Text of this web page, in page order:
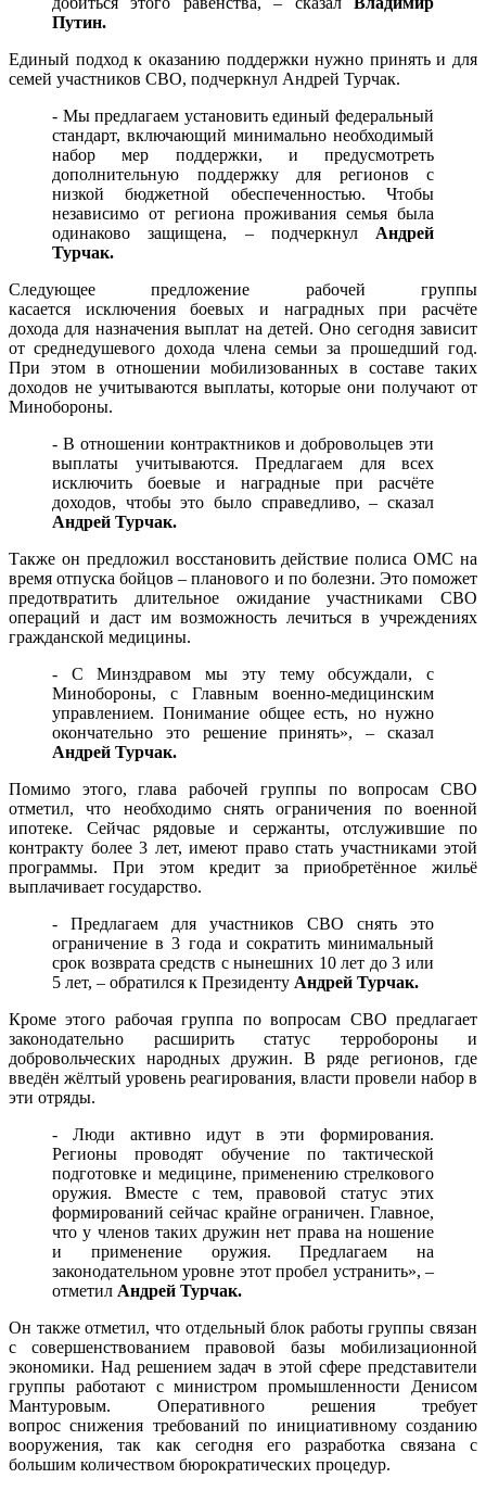
Путин.
Единый подход к оказанию поддержки нужно принять и для
семей участников СВО, подчеркнул Андрей Турчак.
- Мы предлагаем установить единый федеральный
стандарт, включающий минимально необходимый
набор мер поддержки, и предусмотреть
дополнительную поддержку для регионов с
низкой бюджетной обеспеченностью. Чтобы
независимо от региона проживания семья была
одинаково защищена, – подчеркнул Андрей
Турчак.
Следующее предложение рабочей группы
касается исключения боевых и наградных при расчёте
дохода для назначения выплат на детей. Оно сегодня зависит
от среднедушевого дохода члена семьи за прошедший год.
При этом в отношении мобилизованных в составе таких
доходов не учитываются выплаты, которые они получают от
Минобороны.
- В отношении контрактников и добровольцев эти
выплаты учитываются. Предлагаем для всех
исключить боевые и наградные при расчёте
доходов, чтобы это было справедливо, – сказал
Андрей Турчак.
Также он предложил восстановить действие полиса ОМС на
время отпуска бойцов – планового и по болезни. Это поможет
предотвратить длительное ожидание участниками СВО
операций и даст им возможность лечиться в учреждениях
гражданской медицины.
- С Минздравом мы эту тему обсуждали, с
Минобороны, с Главным военно-медицинским
управлением. Понимание общее есть, но нужно
окончательно это решение принять», – сказал
Андрей Турчак.
Помимо этого, глава рабочей группы по вопросам СВО
отметил, что необходимо снять ограничения по военной
ипотеке. Сейчас рядовые и сержанты, отслужившие по
контракту более 3 лет, имеют право стать участниками этой
программы. При этом кредит за приобретённое жильё
выплачивает государство.
- Предлагаем для участников СВО снять это
ограничение в 3 года и сократить минимальный
срок возврата средств с нынешних 10 лет до 3 или
5 лет, – обратился к Президенту Андрей Турчак.
Кроме этого рабочая группа по вопросам СВО предлагает
законодательно расширить статус терробороны и
добровольческих народных дружин. В ряде регионов, где
введён жёлтый уровень реагирования, власти провели набор в
эти отряды.
- Люди активно идут в эти формирования.
Регионы проводят обучение по тактической
подготовке и медицине, применению стрелкового
оружия. Вместе с тем, правовой статус этих
формирований сейчас крайне ограничен. Главное,
что у членов таких дружин нет права на ношение
и применение оружия. Предлагаем на
законодательном уровне этот пробел устранить», –
отметил Андрей Турчак.
Он также отметил, что отдельный блок работы группы связан
с совершенствованием правовой базы мобилизационной
экономики. Над решением задач в этой сфере представители
группы работают с министром промышленности Денисом
Мантуровым. Оперативного решения требует
вопрос снижения требований по инициативному созданию
вооружения, так как сегодня его разработка связана с
большим количеством бюрократических процедур.